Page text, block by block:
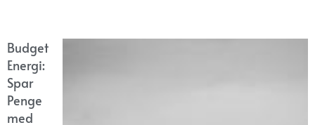
Budget
Energi:
Spar
Penge
med